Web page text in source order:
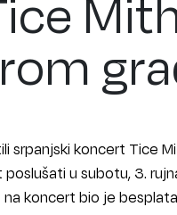
srpanjski koncert Tice
poslušati u subotu, 3.
na koncert bio je